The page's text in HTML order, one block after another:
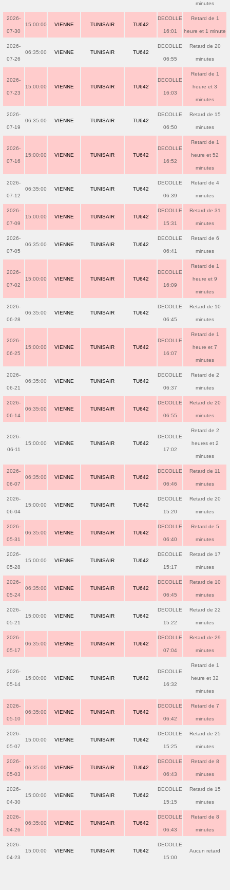
minutes
2026-
07-30
15:00:00 VIENNE TUNISAIR TU642
DECOLLE
16:01
Retard de 1
heure et 1 minute
2026-
07-26
06:35:00 VIENNE TUNISAIR TU642
DECOLLE
06:55
Retard de 20
minutes
2026-
07-23
15:00:00 VIENNE TUNISAIR TU642
DECOLLE
16:03
Retard de 1
heure et 3
minutes
2026-
07-19
06:35:00 VIENNE TUNISAIR TU642
DECOLLE
06:50
Retard de 15
minutes
2026-
07-16
15:00:00 VIENNE TUNISAIR TU642
DECOLLE
16:52
Retard de 1
heure et 52
minutes
2026-
07-12
06:35:00 VIENNE TUNISAIR TU642
DECOLLE
06:39
Retard de 4
minutes
2026-
07-09
15:00:00 VIENNE TUNISAIR TU642
DECOLLE
15:31
Retard de 31
minutes
2026-
07-05
06:35:00 VIENNE TUNISAIR TU642
DECOLLE
06:41
Retard de 6
minutes
2026-
07-02
15:00:00 VIENNE TUNISAIR TU642
DECOLLE
16:09
Retard de 1
heure et 9
minutes
2026-
06-28
06:35:00 VIENNE TUNISAIR TU642
DECOLLE
06:45
Retard de 10
minutes
2026-
06-25
15:00:00 VIENNE TUNISAIR TU642
DECOLLE
16:07
Retard de 1
heure et 7
minutes
2026-
06-21
06:35:00 VIENNE TUNISAIR TU642
DECOLLE
06:37
Retard de 2
minutes
2026-
06-14
06:35:00 VIENNE TUNISAIR TU642
DECOLLE
06:55
Retard de 20
minutes
2026-
06-11
15:00:00 VIENNE TUNISAIR TU642
DECOLLE
17:02
Retard de 2
heures et 2
minutes
2026-
06-07
06:35:00 VIENNE TUNISAIR TU642
DECOLLE
06:46
Retard de 11
minutes
2026-
06-04
15:00:00 VIENNE TUNISAIR TU642
DECOLLE
15:20
Retard de 20
minutes
2026-
05-31
06:35:00 VIENNE TUNISAIR TU642
DECOLLE
06:40
Retard de 5
minutes
2026-
05-28
15:00:00 VIENNE TUNISAIR TU642
DECOLLE
15:17
Retard de 17
minutes
2026-
05-24
06:35:00 VIENNE TUNISAIR TU642
DECOLLE
06:45
Retard de 10
minutes
2026-
05-21
15:00:00 VIENNE TUNISAIR TU642
DECOLLE
15:22
Retard de 22
minutes
2026-
05-17
06:35:00 VIENNE TUNISAIR TU642
DECOLLE
07:04
Retard de 29
minutes
2026-
05-14
15:00:00 VIENNE TUNISAIR TU642
DECOLLE
16:32
Retard de 1
heure et 32
minutes
2026-
05-10
06:35:00 VIENNE TUNISAIR TU642
DECOLLE
06:42
Retard de 7
minutes
2026-
05-07
15:00:00 VIENNE TUNISAIR TU642
DECOLLE
15:25
Retard de 25
minutes
2026-
05-03
06:35:00 VIENNE TUNISAIR TU642
DECOLLE
06:43
Retard de 8
minutes
2026-
04-30
15:00:00 VIENNE TUNISAIR TU642
DECOLLE
15:15
Retard de 15
minutes
2026-
04-26
06:35:00 VIENNE TUNISAIR TU642
DECOLLE
06:43
Retard de 8
minutes
2026-
04-23
15:00:00 VIENNE TUNISAIR TU642
DECOLLE
15:00
Aucun retard